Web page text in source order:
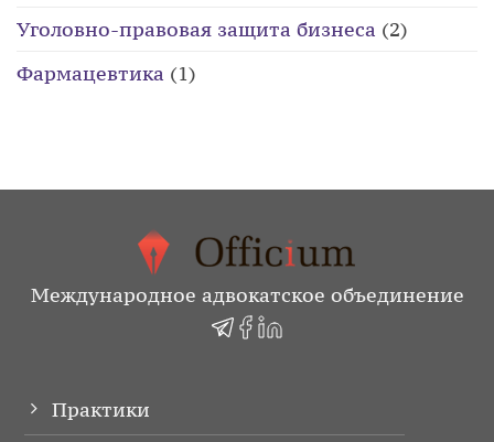
Уголовно-правовая защита бизнеса (2)
Фармацевтика (1)
Международное адвокатское объединение
Практики